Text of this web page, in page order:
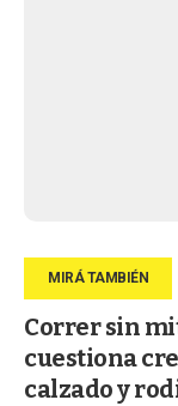
Correr sin
cuestiona
calzado y